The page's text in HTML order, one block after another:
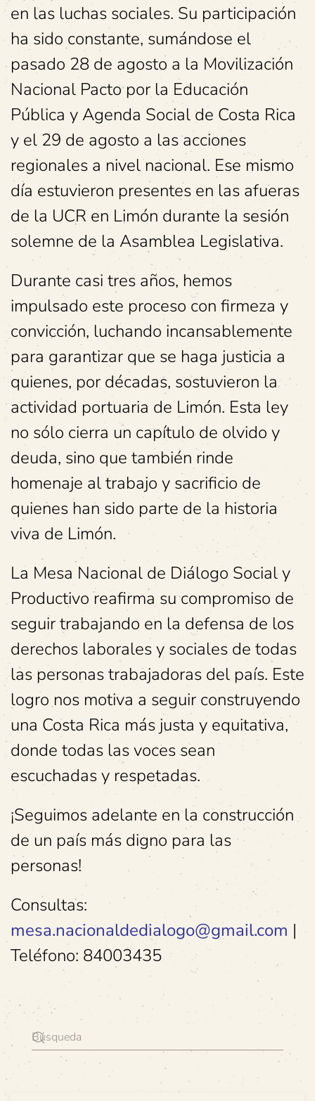
en las luchas sociales. Su participación
ha sido constante, sumándose el
pasado 28 de agosto a la Movilización
Nacional Pacto por la Educación
Pública y Agenda Social de Costa Rica
y el 29 de agosto a las acciones
regionales a nivel nacional. Ese mismo
día estuvieron presentes en las afueras
de la UCR en Limón durante la sesión
solemne de la Asamblea Legislativa.
Durante casi tres años, hemos
impulsado este proceso con firmeza y
convicción, luchando incansablemente
para garantizar que se haga justicia a
quienes, por décadas, sostuvieron la
actividad portuaria de Limón. Esta ley
no sólo cierra un capítulo de olvido y
deuda, sino que también rinde
homenaje al trabajo y sacrificio de
quienes han sido parte de la historia
viva de Limón.
La Mesa Nacional de Diálogo Social y
Productivo reafirma su compromiso de
seguir trabajando en la defensa de los
derechos laborales y sociales de todas
las personas trabajadoras del país. Este
logro nos motiva a seguir construyendo
una Costa Rica más justa y equitativa,
donde todas las voces sean
escuchadas y respetadas.
¡Seguimos adelante en la construcción
de un país más digno para las
personas!
Consultas:
mesa.nacionaldedialogo@gmail.com |
Teléfono: 84003435